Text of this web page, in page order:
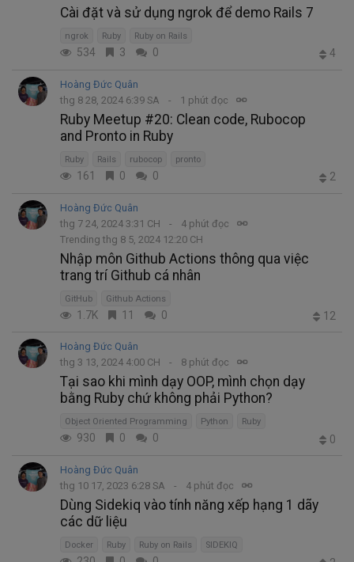
Cài đặt và sử dụng ngrok để demo Rails 7
ngrok Ruby Ruby on Rails
534 3 0 4
Hoàng Đức Quân
thg 8 28, 2024 6:39 SA
1 phút đọc
Ruby Meetup #20: Clean code, Rubocop
and Pronto in Ruby
Ruby Rails rubocop pronto
161 0 0 2
Hoàng Đức Quân
thg 7 24, 2024 3:31 CH
4 phút đọc
Trending thg 8 5, 2024 12:20 CH
Nhập môn Github Actions thông qua việc
trang trí Github cá nhân
GitHub Github Actions
1.7K 11 0 12
Hoàng Đức Quân
thg 3 13, 2024 4:00 CH
8 phút đọc
Tại sao khi mình dạy OOP, mình chọn dạy
bằng Ruby chứ không phải Python?
Object Oriented Programming Python Ruby
930 0 0 0
Hoàng Đức Quân
thg 10 17, 2023 6:28 SA
4 phút đọc
Dùng Sidekiq vào tính năng xếp hạng 1 dãy
các dữ liệu
Docker Ruby Ruby on Rails SIDEKIQ